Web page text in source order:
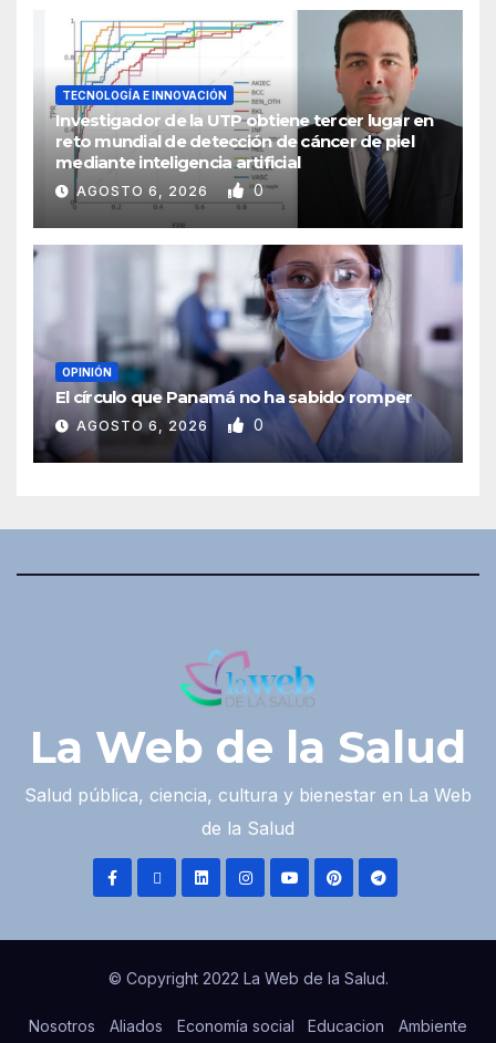
TECNOLOGÍA E INNOVACIÓN
Investigador de la UTP obtiene tercer lugar en
reto mundial de detección de cáncer de piel
mediante inteligencia artificial
AGOSTO 6, 2026 0
OPINIÓN
El círculo que Panamá no ha sabido romper
AGOSTO 6, 2026 0
La Web de la Salud
Salud pública, ciencia, cultura y bienestar en La Web
de la Salud
© Copyright 2022 La Web de la Salud.
Nosotros Aliados Economía social Educacion Ambiente